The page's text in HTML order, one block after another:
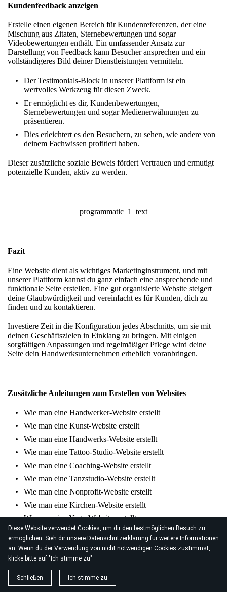
Diese Website verwendet Cookies, um dir den bestmöglichen Besuch zu
ermöglichen. Sieh dir unsere Datenschutzerklärung für weitere Informationen
an. Wenn du der Verwendung von nicht notwendigen Cookies zustimmst,
klicke bitte auf "Ich stimme zu"
Schließen Ich stimme zu
Kundenfeedback anzeigen
Erstelle einen eigenen Bereich für Kundenreferenzen, der eine
Mischung aus Zitaten, Sternebewertungen und sogar
Videobewertungen enthält. Ein umfassender Ansatz zur
Darstellung von Feedback kann Besucher ansprechen und ein
vollständigeres Bild deiner Dienstleistungen vermitteln.
DerTestimonials-Block in unserer Plattform ist ein
wertvolles Werkzeug für diesen Zweck.
Er ermöglicht es dir, Kundenbewertungen,
Sternebewertungen und sogar Medienerwähnungen zu
präsentieren.
Dies erleichtert es den Besuchern, zu sehen, wie andere von
deinem Fachwissen profitiert haben.
Dieser zusätzliche soziale Beweis fördert Vertrauen und ermutigt
potenzielle Kunden, aktiv zu werden.
programmatic_1_text
Fazit
Eine Website dient als wichtiges Marketinginstrument, und mit
unserer Plattform kannst du ganz einfach eine ansprechende und
funktionale Seite erstellen. Eine gut organisierte Website steigert
deine Glaubwürdigkeit und vereinfacht es für Kunden, dich zu
finden und zu kontaktieren.
Investiere Zeit in die Konfiguration jedes Abschnitts, um sie mit
deinen Geschäftszielen in Einklang zu bringen. Mit einigen
sorgfältigen Anpassungen und regelmäßiger Pflege wird deine
Seite dein Handwerksunternehmen erheblich voranbringen.
Zusätzliche Anleitungen zum Erstellen von Websites
Wie man eine Handwerker-Website erstellt
Wie man eine Kunst-Website erstellt
Wie man eine Handwerks-Website erstellt
Wie man eine Tattoo-Studio-Website erstellt
Wie man eine Coaching-Website erstellt
Wie man eine Tanzstudio-Website erstellt
Wie man eine Nonprofit-Website erstellt
Wie man eine Kirchen-Website erstellt
Wie man eine Yoga-Website erstellt
Wie man eine medizinische Website erstellt
Wie man eine Ferienvermietungs-Website erstellt
Wie man eine Makler-Website erstellt
Wie man eine Catering-Website erstellt
Wie man eine Online-Shop-Website erstellt